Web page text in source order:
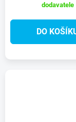
dodavatele
DO